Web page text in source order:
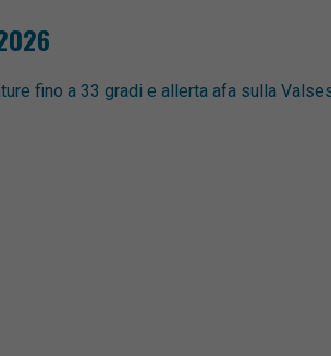
fino a 33 gradi e allerta afa sulla